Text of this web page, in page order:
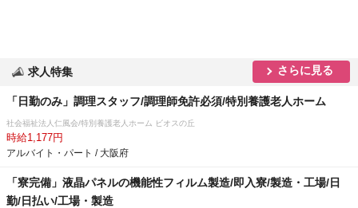
求人特集 さらに見る
「日勤のみ」調理スタッフ/調理師免許必須/特別養護老人ホーム
社会福祉法人仁風会/特別養護老人ホーム ビオスの丘
時給1,177円
アルバイト・パート / 大阪府
「寮完備」液晶パネルの機能性フィルム製造/即入寮/製造・工場/日
勤/日払い/工場・製造